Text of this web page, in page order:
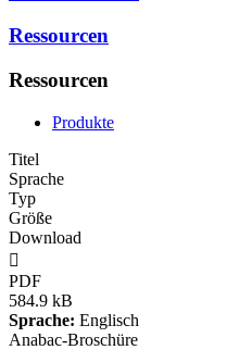
Ressourcen
Ressourcen
Produkte
Titel
Sprache
Typ
Größe
Download

PDF
584.9 kB
Sprache: Englisch
Anabac-Broschüre